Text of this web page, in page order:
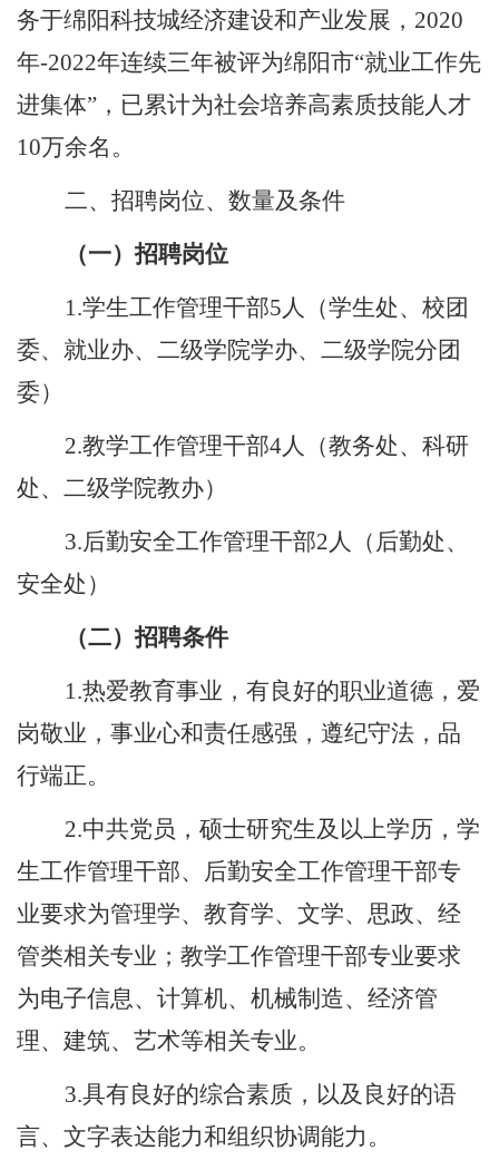
务于绵阳科技城经济建设和产业发展， 2020
年-2022年连续三年被评为绵阳市“就业工作先
进集体” ， 已累计为社会培养高素质技能人才
10万余名。
二、招聘岗位、数量及条件
（一）招聘岗位
1.学生工作管理干部5人（学生处、校团
委、就业办、二级学院学办、二级学院分团
委）
2.教学工作管理干部4人（教务处、科研
处、二级学院教办）
3.后勤安全工作管理干部2人（后勤处、
安全处）
（二）招聘条件
1.热爱教育事业，有良好的职业道德，爱
岗敬业，事业心和责任感强 ， 遵纪守法，品
行端正。
2.中共党员，硕士研究生及以上学历， 学
生工作管理干部、后勤安全工作管理干部专
业要求为管理学、教育学、文学、思政、经
管类相关专业 ；教学工作管理干部专业要求
为电子信息、计算机、机械制造、经济管
理、建筑、艺术等相关专业。
3.具有良好的综合素质 ，以及 良好的语
言、 文字表达能力和组织协调能力。